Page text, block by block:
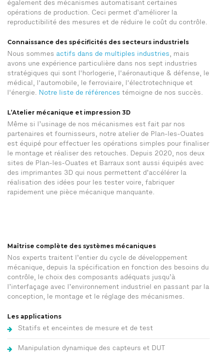
également des mécanismes automatisant certaines
opérations de production. Ceci permet d’améliorer la
reproductibilité des mesures et de réduire le coût du contrôle.
Connaissance des spécificités des secteurs industriels
Nous sommes actifs dans de multiples industries, mais
avons une expérience particulière dans nos sept industries
stratégiques qui sont l'horlogerie, l'aéronautique & défense, le
médical, l'automobile, le ferroviaire, l'électrotechnique et
l'énergie.
Notre liste de références témoigne de nos succès.
L’Atelier mécanique et impression 3D
Même si l’usinage de nos mécanismes est fait par nos
partenaires et fournisseurs, notre atelier de Plan-les-Ouates
est équipé pour effectuer les opérations simples pour finaliser
le montage et réaliser des retouches. Depuis 2020, nos deux
sites de Plan-les-Ouates et Barraux sont aussi équipés avec
des imprimantes 3D qui nous permettent d’accélérer la
réalisation des idées pour les tester voire, fabriquer
rapidement une pièce mécanique manquante.
Maîtrise complète des systèmes mécaniques
Nos experts traitent l’entier du cycle de développement
mécanique, depuis la spécification en fonction des besoins du
contrôle, le choix des composants adéquats jusqu’à
l’interfaçage avec l’environnement industriel en passant par la
conception, le montage et le réglage des mécanismes.
Les applications
Statifs et enceintes de mesure et de test
Manipulation dynamique des capteurs et DUT